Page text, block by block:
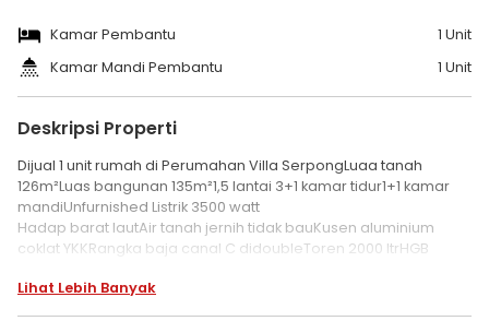
Kamar Pembantu
1 Unit
Kamar Mandi Pembantu
1 Unit
Deskripsi Properti
Dijual 1 unit rumah di Perumahan Villa SerpongLuaa tanah
126m²Luas bangunan 135m²1,5 lantai 3+1 kamar tidur1+1 kamar
mandiUnfurnished Listrik 3500 watt
Hadap barat lautAir tanah jernih tidak bauKusen aluminium
coklat YKKRangka baja canal C didoubleToren 2000 ltrHGB
saya, terima kasih
Lihat Lebih Banyak